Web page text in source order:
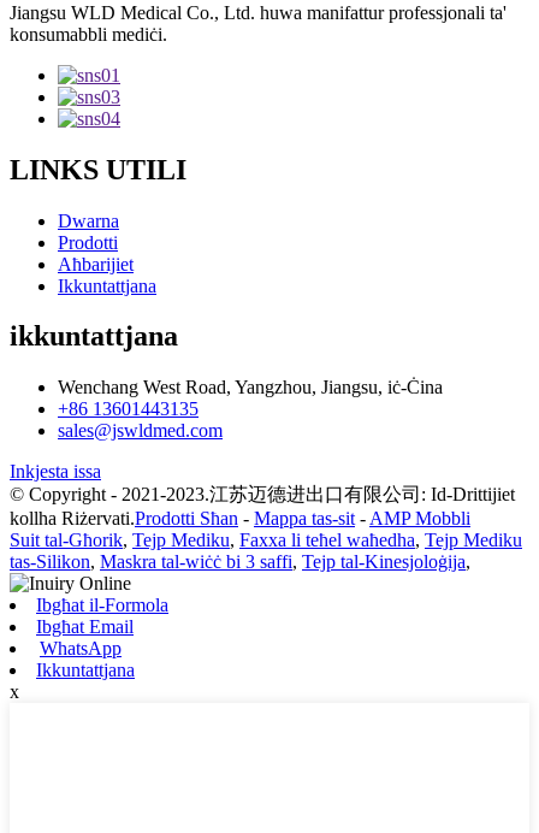
Jiangsu WLD Medical Co., Ltd. huwa manifattur professjonali ta'
konsumabbli mediċi.
LINKS UTILI
Dwarna
Prodotti
Aħbarijiet
Ikkuntattjana
ikkuntattjana
Wenchang West Road, Yangzhou, Jiangsu, iċ-Ċina
+86 13601443135
sales@jswldmed.com
Inkjesta issa
© Copyright - 2021-2023.江苏迈德进出口有限公司: Id-Drittijiet
kollha Riżervati.Prodotti Sħan - Mappa tas-sit - AMP Mobbli
Suit tal-Għorik, Tejp Mediku, Faxxa li teħel waħedha, Tejp Mediku
tas-Silikon, Maskra tal-wiċċ bi 3 saffi, Tejp tal-Kinesjoloġija,
Ibgħat il-Formola
Ibgħat Email
WhatsApp
Ikkuntattjana
x